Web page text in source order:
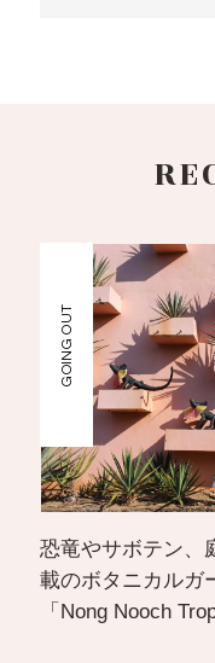
GOING OUT
恐竜やサボテン、
載のボタニカルガ
「Nong Nooch